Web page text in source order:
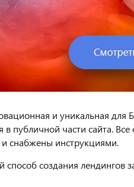
и уникальная для
в публичной части сайта.
снабжены инструкциями.
способ создания лендингов